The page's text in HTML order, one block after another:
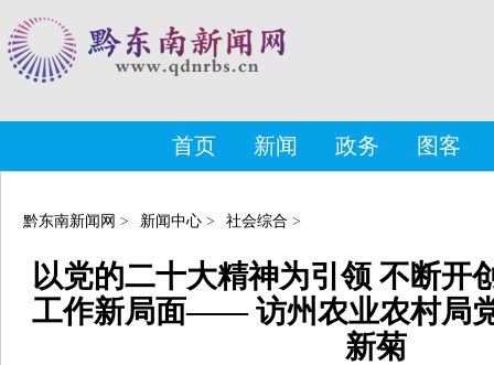
首页 新闻 政务 图客
黔东南新闻网 > 新闻中心 > 社会综合 >
以党的二十大精神为引领 不断开
工作新局面—— 访州农业农村局
新菊